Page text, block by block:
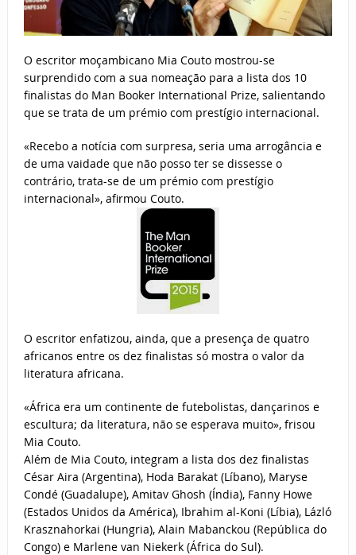
O escritor moçambicano Mia Couto mostrou-se
surprendido com a sua nomeação para a lista dos 10
finalistas do Man Booker International Prize, salientando
que se trata de um prémio com prestígio internacional.
«Recebo a notícia com surpresa, seria uma arrogância e
de uma vaidade que não posso ter se dissesse o
contrário, trata-se de um prémio com prestígio
internacional», afirmou Couto.
O escritor enfatizou, ainda, que a presença de quatro
africanos entre os dez finalistas só mostra o valor da
literatura africana.
«África era um continente de futebolistas, dançarinos e
escultura; da literatura, não se esperava muito», frisou
Mia Couto.
Além de Mia Couto, integram a lista dos dez finalistas
César Aira (Argentina), Hoda Barakat (Líbano), Maryse
Condé (Guadalupe), Amitav Ghosh (Índia), Fanny Howe
(Estados Unidos da América), Ibrahim al-Koni (Líbia), Lázló
Krasznahorkai (Hungria), Alain Mabanckou (República do
Congo) e Marlene van Niekerk (África do Sul).